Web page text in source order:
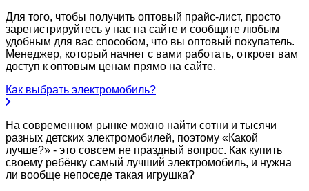
Для того, чтобы получить оптовый прайс-лист, просто
зарегистрируйтесь у нас на сайте и сообщите любым
удобным для вас способом, что вы оптовый покупатель.
Менеджер, который начнет с вами работать, откроет вам
доступ к оптовым ценам прямо на сайте.
Как выбрать электромобиль?
На современном рынке можно найти сотни и тысячи
разных детских электромобилей, поэтому «Какой
лучше?» - это совсем не праздный вопрос. Как купить
своему ребёнку самый лучший электромобиль, и нужна
ли вообще непоседе такая игрушка?